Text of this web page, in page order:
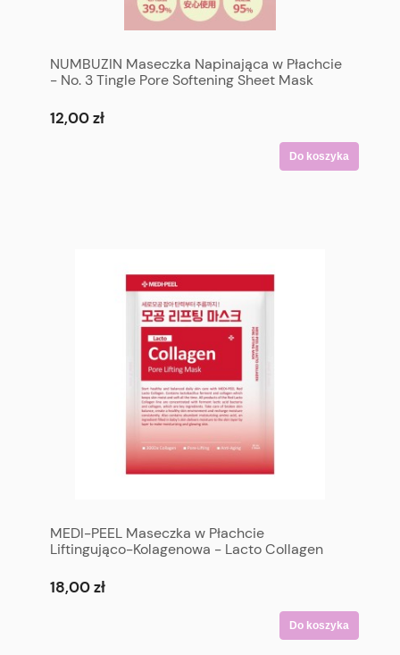
NUMBUZIN Maseczka Napinająca w Płachcie
- No. 3 Tingle Pore Softening Sheet Mask
12,00 zł
Do koszyka
MEDI-PEEL Maseczka w Płachcie
Liftingująco-Kolagenowa - Lacto Collagen
18,00 zł
Do koszyka